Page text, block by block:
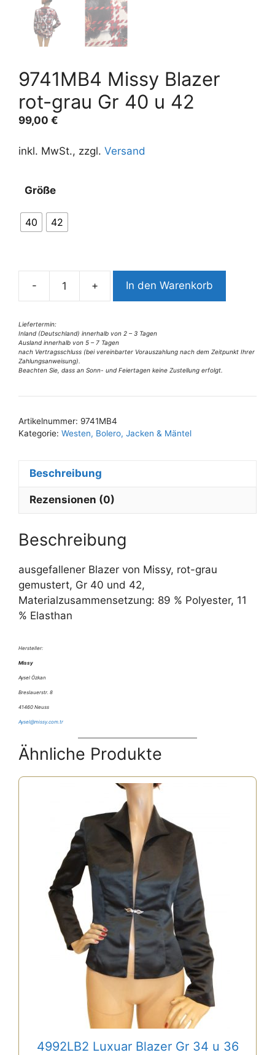
9741MB4 Missy Blazer
rot-grau Gr 40 u 42
99,00 €
inkl. MwSt., zzgl. Versand
Größe
40 42
-
9741MB4
rot-
grau
Gr
u
42
Menge
+ In den Warenkorb
Liefertermin:
Inland (Deutschland) innerhalb von 2 – 3 Tagen
Ausland innerhalb von 5 – 7 Tagen
nach Vertragsschluss (bei vereinbarter Vorauszahlung nach dem Zeitpunkt Ihrer
Zahlungsanweisung).
Beachten Sie, dass an Sonn- und Feiertagen keine Zustellung erfolgt.
t
e
a
i
v
e
:
Artikelnummer: 9741MB4
Kategorie: Westen, Bolero, Jacken & Mäntel
Beschreibung
Rezensionen (0)
Beschreibung
ausgefallener Blazer von Missy, rot-grau
gemustert, Gr 40 und 42,
Materialzusammensetzung: 89 % Polyester, 11
% Elasthan
Hersteller:
Missy
Aysel Özkan
Breslauerstr. 8
41460 Neuss
Aysel@missy.com.tr
Ähnliche Produkte
4992LB2 Luxuar Blazer Gr 34 u 36
Varianten
Optionen
können
Produktseite